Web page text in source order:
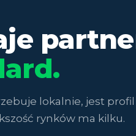
lokalnie, jest profil
rynków ma kilku.